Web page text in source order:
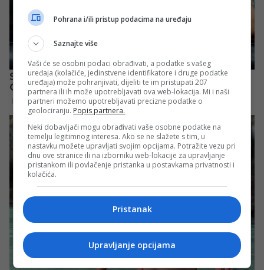
Pohrana i/ili pristup podacima na uređaju
Saznajte više
Vaši će se osobni podaci obrađivati, a podatke s vašeg
uređaja (kolačiće, jedinstvene identifikatore i druge podatke
uređaja) može pohranjivati, dijeliti te im pristupati 207
partnera ili ih može upotrebljavati ova web-lokacija. Mi i naši
partneri možemo upotrebljavati precizne podatke o
geolociranju. Popis partnera.
Neki dobavljači mogu obrađivati vaše osobne podatke na
temelju legitimnog interesa. Ako se ne slažete s tim, u
nastavku možete upravljati svojim opcijama. Potražite vezu pri
dnu ove stranice ili na izborniku web-lokacije za upravljanje
pristankom ili povlačenje pristanka u postavkama privatnosti i
kolačića.
Pristanak
Upravljanje opcijama